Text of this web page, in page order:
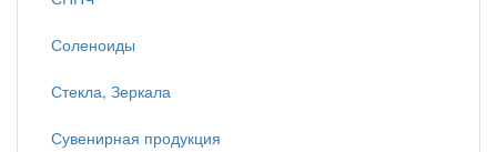
Соленоиды
Стекла, Зеркала
Сувенирная продукция